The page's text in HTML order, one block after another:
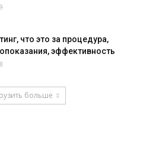
что это за процедура,
эффективность
больше